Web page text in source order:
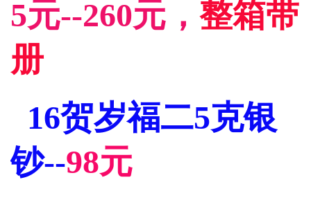
5元--260元， 整箱带
册
16贺岁福二5克银
钞--98元